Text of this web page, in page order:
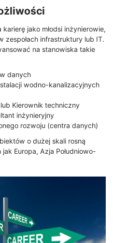
jako młodsi inżynierowie,
zespołach infrastruktury lub IT.
na stanowiska takie
danych
wodno-kanalizacyjnych
Kierownik techniczny
inżynieryjny
rozwoju (centra danych)
o dużej skali rosną
Europa, Azja Południowo-